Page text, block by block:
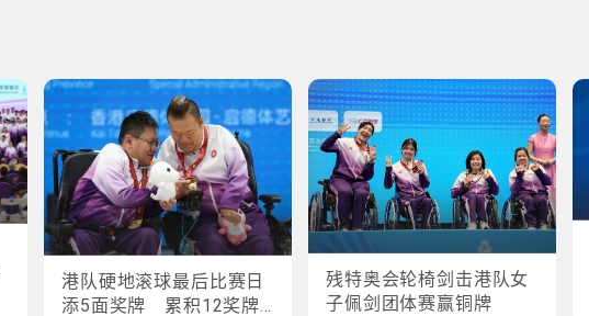
港队硬地滚球最后比赛日
添5面奖牌 累积12奖牌
残特奥会轮椅剑击港队女
子佩剑团体赛赢铜牌